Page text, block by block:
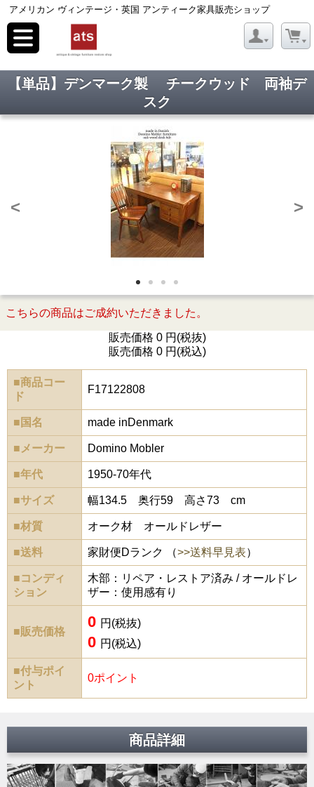
アメリカン ヴィンテージ・英国 アンティーク家具販売ショップ
toggle
navigation
【単品】デンマーク製 チークウッド 両袖デ
スク
< >
こちらの商品はご成約いただきました。
販売価格 0 円(税抜)
販売価格 0 円(税込)
■商品コー
ド
F17122808
■国名 made inDenmark
■メーカー Domino Mobler
■年代 1950-70年代
■サイズ 幅134.5 奥行59 高さ73 cm
■材質 オーク材 オールドレザー
■送料 家財便Dランク （>>送料早見表）
■コンディ
ション
木部：リペア・レストア済み / オールドレ
ザー：使用感有り
■販売価格
0 円(税抜)
0 円(税込)
■付与ポイ
ント
0ポイント
商品詳細